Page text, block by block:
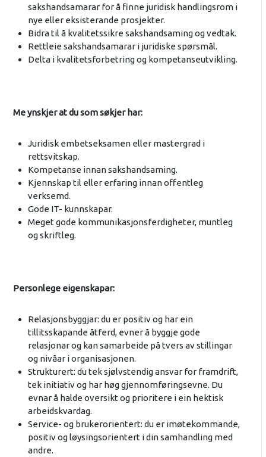
sakshandsamarar for å finne juridisk handlingsrom i
nye eller eksisterande prosjekter.
Bidra til å kvalitetssikre sakshandsaming og vedtak.
Rettleie sakshandsamarar i juridiske spørsmål.
Delta i kvalitetsforbetring og kompetanseutvikling.
Me ynskjer at du som søkjer har:
Juridisk embetseksamen eller mastergrad i
rettsvitskap.
Kompetanse innan sakshandsaming.
Kjennskap til eller erfaring innan offentleg
verksemd.
Gode IT- kunnskapar.
Meget gode kommunikasjonsferdigheter, muntleg
og skriftleg.
Personlege eigenskapar:
Relasjonsbyggjar: du er positiv og har ein
tillitsskapande åtferd, evner å byggje gode
relasjonar og kan samarbeide på tvers av stillingar
og nivåar i organisasjonen.
Strukturert: du tek sjølvstendig ansvar for framdrift,
tek initiativ og har høg gjennomføringsevne. Du
evnar å halde oversikt og prioritere i ein hektisk
arbeidskvardag.
Service- og brukerorientert: du er imøtekommande,
positiv og løysingsorientert i din samhandling med
andre.